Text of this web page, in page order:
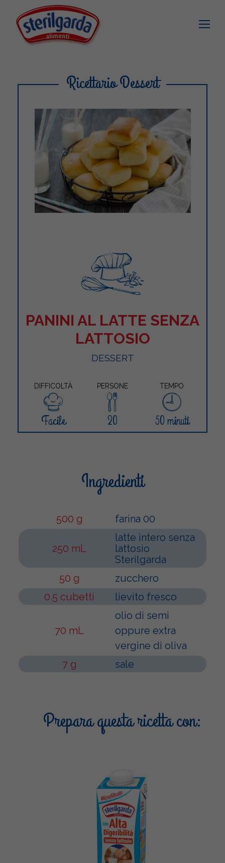
Ricettario Dessert
PANINI AL LATTE SENZA
LATTOSIO
DESSERT
DIFFICOLTÀ PERSONE TEMPO
Facile 20 50 minuti
Ingredienti
500 g farina 00
250 mL
latte intero senza
lattosio
Sterilgarda
50 g
zucchero
0.5 cubetti
lievito fresco
70 mL
olio di semi
oppure extra
vergine di oliva
7 g
sale
Prepara questa ricetta con: